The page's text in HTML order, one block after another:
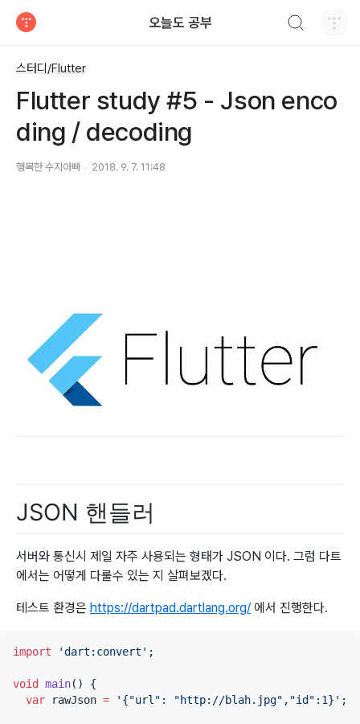
오늘도 공부
스터디/Flutter
Flutter study #5 - Json enco
ding / decoding
행복한 수지아빠 2018. 9. 7. 11:48
JSON 핸들러
서버와 통신시 제일 자주 사용되는 형태가 JSON 이다. 그럼 다트
에서는 어떻게 다룰수 있는 지 살펴보겠다.
테스트 환경은 https://dartpad.dartlang.org/ 에서 진행한다.
import 'dart:convert' ;
void main() {
var rawJson = '{"url": "http://blah.jpg","id":1}' ;